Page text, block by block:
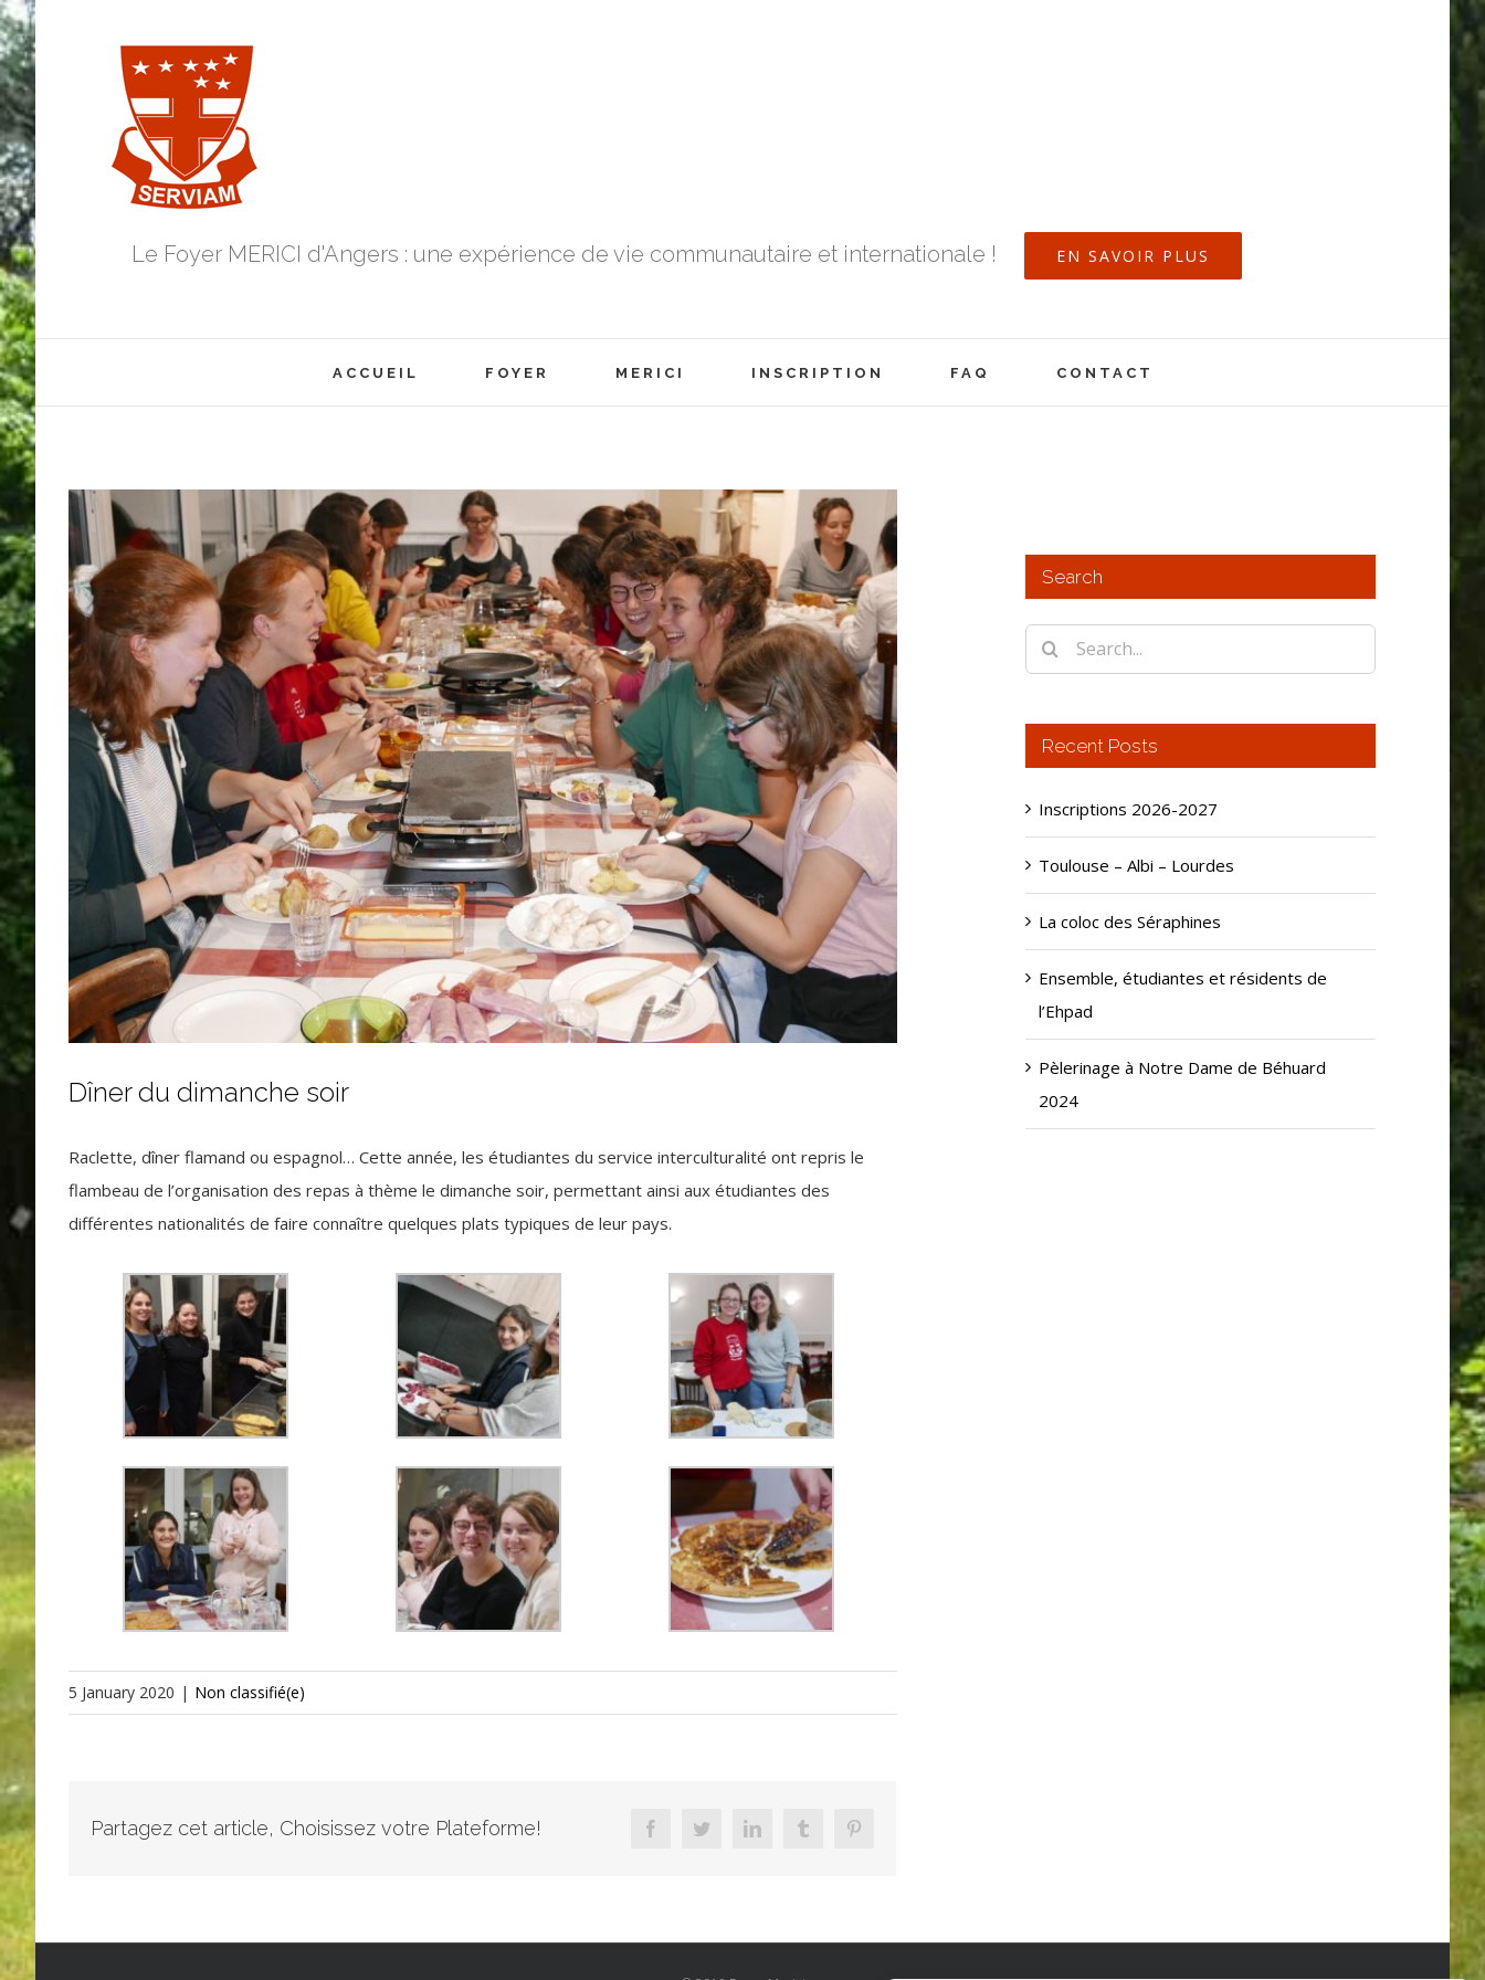
Skip
to
content
Le Foyer MERICI d'Angers : une expérience de vie communautaire et internationale ! EN SAVOIR PLUS
for:
ACCUEIL FOYER MERICI INSCRIPTION FAQ CONTACT
View
Larger
Image
Dîner du dimanche soir
Raclette, dîner flamand ou espagnol… Cette année, les étudiantes du service interculturalité ont repris le
flambeau de l’organisation des repas à thème le dimanche soir, permettant ainsi aux étudiantes des
différentes nationalités de faire connaître quelques plats typiques de leur pays.
5 January 2020 | Non classifié(e)
Partagez cet article, Choisissez votre Plateforme! facebook twitter linkedin tumblr
Search
Search
for:
Recent Posts
Inscriptions 2026-2027
Toulouse – Albi – Lourdes
La coloc des Séraphines
Ensemble, étudiantes et résidents de
l’Ehpad
Pèlerinage à Notre Dame de Béhuard
2024